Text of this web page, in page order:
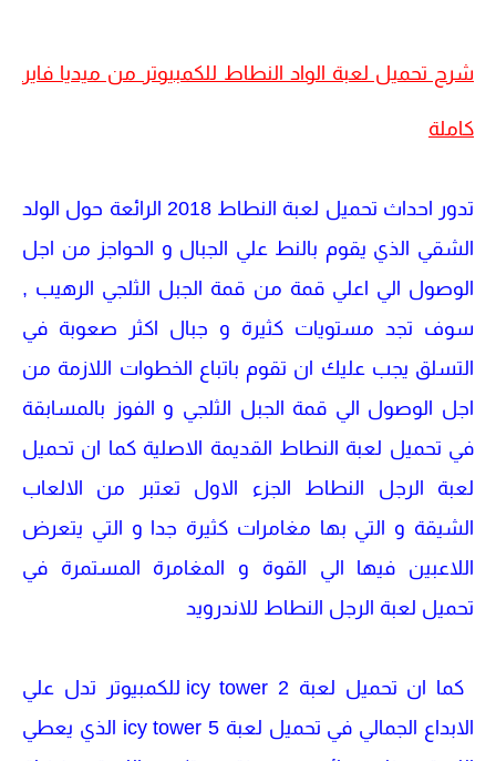
شرح تحميل لعبة الواد النطاط للكمبيوتر من ميديا فاير
كاملة
تدور احداث تحميل لعبة النطاط 2018 الرائعة حول الولد
الشقي الذي يقوم بالنط علي الجبال و الحواجز من اجل
الوصول الي اعلي قمة من قمة الجبل الثلجي الرهيب ,
سوف تجد مستويات كثيرة و جبال اكثر صعوبة في
التسلق يجب عليك ان تقوم باتباع الخطوات اللازمة من
اجل الوصول الي قمة الجبل الثلجي و الفوز بالمسابقة
في تحميل لعبة النطاط القديمة الاصلية كما ان تحميل
لعبة الرجل النطاط الجزء الاول تعتبر من الالعاب
الشيقة و التي بها مغامرات كثيرة جدا و التي يتعرض
اللاعبين فيها الي القوة و المغامرة المستمرة في
تحميل لعبة الرجل النطاط للاندرويد
كما ان تحميل لعبة icy tower 2 للكمبيوتر تدل علي
الابداع الجمالي في تحميل لعبة icy tower 5 الذي يعطي